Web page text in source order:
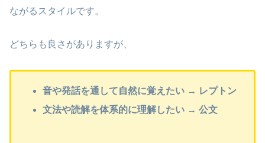
ながるスタイルです。
どちらも良さがありますが、
音や発話を通して自然に覚えたい → レプトン
文法や読解を体系的に理解したい → 公文